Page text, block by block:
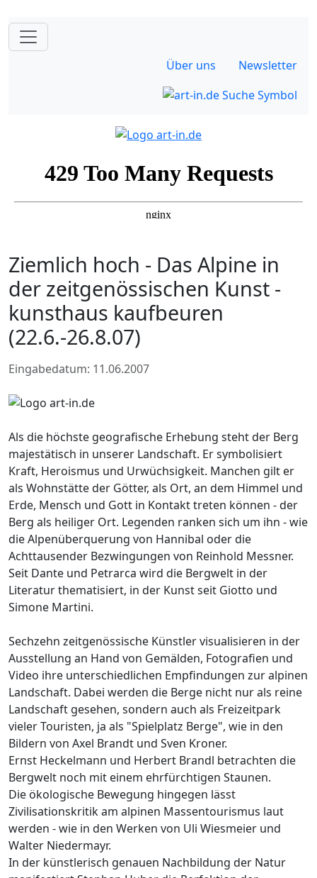
Über uns Newsletter
Ziemlich hoch - Das Alpine in
der zeitgenössischen Kunst -
kunsthaus kaufbeuren
(22.6.-26.8.07)
Eingabedatum: 11.06.2007
Als die höchste geografische Erhebung steht der Berg
majestätisch in unserer Landschaft. Er symbolisiert
Kraft, Heroismus und Urwüchsigkeit. Manchen gilt er
als Wohnstätte der Götter, als Ort, an dem Himmel und
Erde, Mensch und Gott in Kontakt treten können - der
Berg als heiliger Ort. Legenden ranken sich um ihn - wie
die Alpenüberquerung von Hannibal oder die
Achttausender Bezwingungen von Reinhold Messner.
Seit Dante und Petrarca wird die Bergwelt in der
Literatur thematisiert, in der Kunst seit Giotto und
Simone Martini.
Sechzehn zeitgenössische Künstler visualisieren in der
Ausstellung an Hand von Gemälden, Fotografien und
Video ihre unterschiedlichen Empfindungen zur alpinen
Landschaft. Dabei werden die Berge nicht nur als reine
Landschaft gesehen, sondern auch als Freizeitpark
vieler Touristen, ja als "Spielplatz Berge", wie in den
Bildern von Axel Brandt und Sven Kroner.
Ernst Heckelmann und Herbert Brandl betrachten die
Bergwelt noch mit einem ehrfürchtigen Staunen.
Die ökologische Bewegung hingegen lässt
Zivilisationskritik am alpinen Massentourismus laut
werden - wie in den Werken von Uli Wiesmeier und
Walter Niedermayr.
In der künstlerisch genauen Nachbildung der Natur